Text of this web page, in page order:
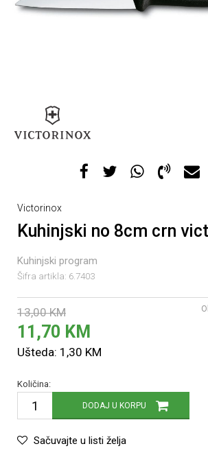
Victorinox
Kuhinjski no 8cm crn
Kuhinjski program
Šifra artikla: 6.7403
13,00 KM
11,70 KM
Ušteda: 1,30 KM
Količina:
DODAJ U KORPU
Sačuvajte u listi želja